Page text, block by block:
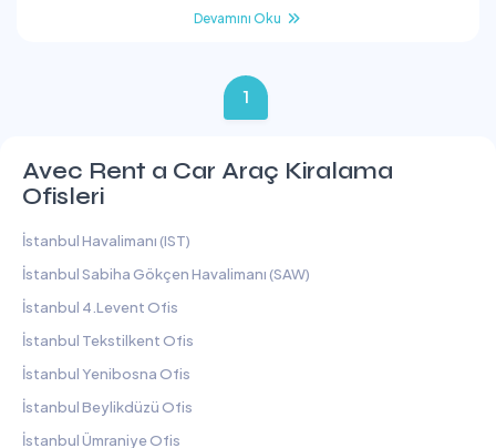
Devamını Oku
1
Avec Rent a Car Araç Kiralama
Ofisleri
İstanbul Havalimanı (IST)
İstanbul Sabiha Gökçen Havalimanı (SAW)
İstanbul 4.Levent Ofis
İstanbul Tekstilkent Ofis
İstanbul Yenibosna Ofis
İstanbul Beylikdüzü Ofis
İstanbul Ümraniye Ofis